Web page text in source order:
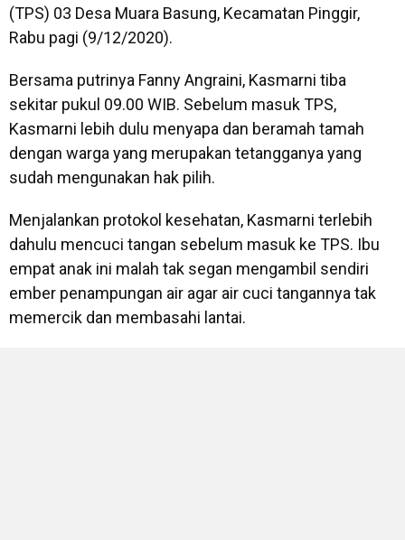
(TPS) 03 Desa Muara Basung, Kecamatan Pinggir,
Rabu pagi (9/12/2020).
Bersama putrinya Fanny Angraini, Kasmarni tiba
sekitar pukul 09.00 WIB. Sebelum masuk TPS,
Kasmarni lebih dulu menyapa dan beramah tamah
dengan warga yang merupakan tetangganya yang
sudah mengunakan hak pilih.
Menjalankan protokol kesehatan, Kasmarni terlebih
dahulu mencuci tangan sebelum masuk ke TPS. Ibu
empat anak ini malah tak segan mengambil sendiri
ember penampungan air agar air cuci tangannya tak
memercik dan membasahi lantai.